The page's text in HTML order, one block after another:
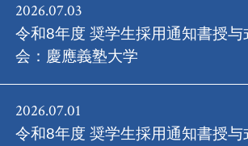
2026.07.03
令和8年度 奨学生採用通知書授与
会：慶應義塾大学
2026.07.01
令和8年度 奨学生採用通知書授与